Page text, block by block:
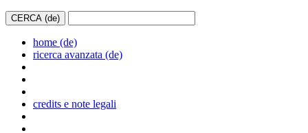
home (de)
ricerca avanzata (de)
credits e note legali